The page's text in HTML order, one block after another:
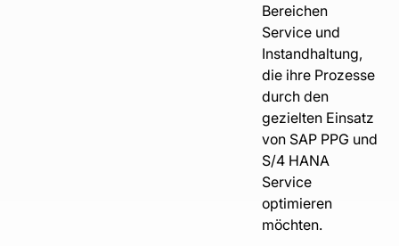
Bereichen
Service und
Instandhaltung,
die ihre Prozesse
durch den
gezielten Einsatz
von SAP PPG und
S/4 HANA
Service
optimieren
möchten.